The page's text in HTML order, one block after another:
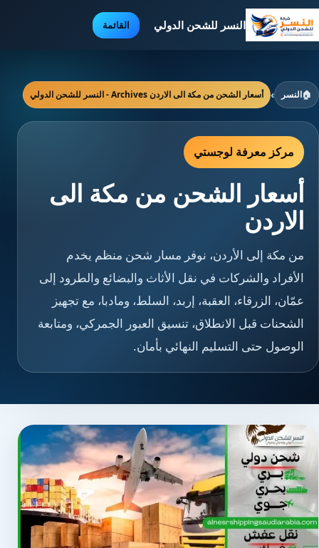
النسر للشحن الدولي القائمة
🏠النسر › أسعار الشحن من مكة الى الاردن Archives - النسر للشحن الدولي
مركز معرفة لوجستي
أسعار الشحن من مكة الى
الاردن
من مكة إلى الأردن، نوفر مسار شحن منظم يخدم
الأفراد والشركات في نقل الأثاث والبضائع والطرود إلى
عمّان، الزرقاء، العقبة، إربد، السلط، ومادبا، مع تجهيز
الشحنات قبل الانطلاق، تنسيق العبور الجمركي، ومتابعة
الوصول حتى التسليم النهائي بأمان.